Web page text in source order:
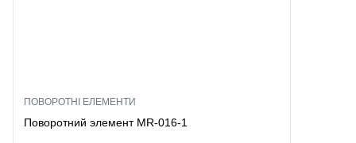
ПОВОРОТНІ ЕЛЕМЕНТИ
Поворотний элемент MR-016-1